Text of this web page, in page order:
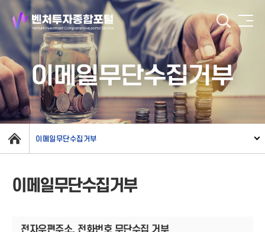
이메일무단수집거부
이메일무단수집거부
이메일무단수집거부
전자우편주소, 전화번호 무단수집 거부